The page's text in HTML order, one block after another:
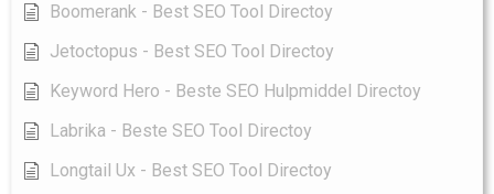
Boomerank - Best SEO Tool Directoy
Jetoctopus - Best SEO Tool Directoy
Keyword Hero - Beste SEO Hulpmiddel Directoy
Labrika - Beste SEO Tool Directoy
Longtail Ux - Best SEO Tool Directoy